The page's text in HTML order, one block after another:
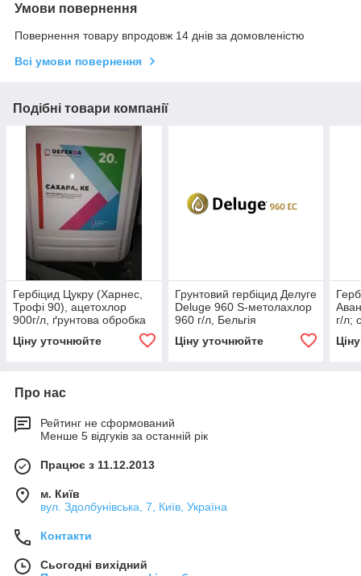
Умови повернення
Повернення товару впродовж 14 днів за домовленістю
Всі умови повернення
Подібні товари компанії
Гербіцид Цукру (Харнес,
Трофі 90), ацетохлор
900г/л, ґрунтова обробка
до сходів соняшнику, сої,
кукурудзи
Ціну уточнюйте
Грунтовий гербіцид Делуге
Deluge 960 S-метолахлор
960 г/л, Бельгія
Ціну уточнюйте
г/л;
Про нас
Рейтинг не сформований
Менше 5 відгуків за останній рік
Працює з 11.12.2013
м. Київ
вул. Здолбунівська, 7, Київ, Україна
Контакти
Сьогодні вихідний